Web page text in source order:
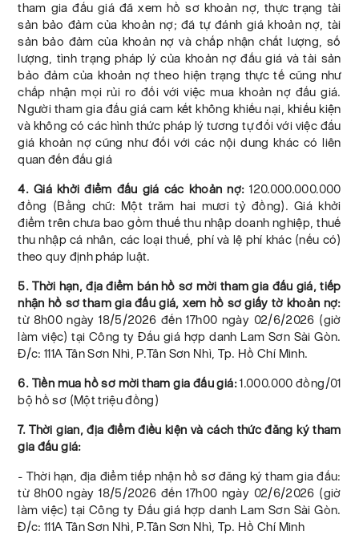
tham gia đấu giá đã xem hồ sơ khoản nợ, thực trạng tài
sản bảo đảm của khoản nợ; đã tự đánh giá khoản nợ, tài
sản bảo đảm của khoản nợ và chấp nhận chất lượng, số
lượng, tình trạng pháp lý của khoản nợ đấu giá và tài sản
bảo đảm của khoản nợ theo hiện trạng thực tế cũng như
chấp nhận mọi rủi ro đối với việc mua khoản nợ đấu giá.
Người tham gia đấu giá cam kết không khiếu nại, khiếu kiện
và không có các hình thức pháp lý tương tự đối với việc đấu
giá khoản nợ cũng như đối với các nội dung khác có liên
quan đến đấu giá
4. Giá khởi điểm đấu giá các khoản nợ: 120.000.000.000
đồng (Bằng chữ: Một trăm hai mươi tỷ đồng). Giá khởi
điểm trên chưa bao gồm thuế thu nhập doanh nghiệp, thuế
thu nhập cá nhân, các loại thuế, phí và lệ phí khác (nếu có)
theo quy định pháp luật.
5. Thời hạn, địa điểm bán hồ sơ mời tham gia đấu giá, tiếp
nhận hồ sơ tham gia đấu giá, xem hồ sơ giấy tờ khoản nợ:
từ 8h00 ngày 18/5/2026 đến 17h00 ngày 02/6/2026 (giờ
làm việc) tại Công ty Đấu giá hợp danh Lam Sơn Sài Gòn.
Đ/c: 111A Tân Sơn Nhì, P.Tân Sơn Nhì, Tp. Hồ Chí Minh.
6. Tiền mua hồ sơ mời tham gia đấu giá:1.000.000 đồng/01
bộ hồ sơ (Một triệu đồng)
7. Thời gian, địa điểm điều kiện và cách thức đăng ký tham
gia đấu giá:
- Thời hạn, địa điểm tiếp nhận hồ sơ đăng ký tham gia đấu:
từ 8h00 ngày 18/5/2026 đến 17h00 ngày 02/6/2026 (giờ
làm việc) tại Công ty Đấu giá hợp danh Lam Sơn Sài Gòn.
Đ/c: 111A Tân Sơn Nhì, P.Tân Sơn Nhì, Tp. Hồ Chí Minh